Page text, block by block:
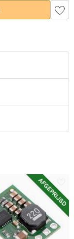
AFGEPRIJSD